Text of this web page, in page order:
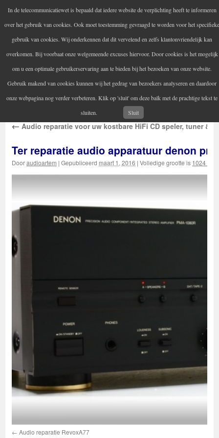
Audio Artem
Uw versterker-audio reparateur
Spring
Home Audio reparatie
Vintage audioapparatuur
← Audio reparatie voor uw kostbare HiFi CD speler, tuner &
Ter reparatie audio apparatuur denon
Dooraudioartem | Gepubliceerd maart 1, 2016 | Volledige grootte is 1024 ×
Audio reparatie RevoxA77
In de telecommunicatiewet is bepaald dat iedere website de verplichting heeft te informeren
over het gebruik van cookies. Ook moet toestemming gevraagd te worden voor het specifieke
gebruik van cookies. Wij onderkennen dat dit vervelend en zelfs klantonvriendelijk kan
overkomen. Bij voorbaat onze welgemeende excuses hiervoor. Door cookies is het mogelijk
om u een optimale gebruikerservaring aan te bieden bij het bezoeken van onze website.
Gebruik makend van cookies kunnen wij het gedrag van bezoekers analyseren en daardoor
onze webpagina nog verder verbeteren. Klik op 'sluit' om deze balk met de prachtige tekst te
sluiten.
Sluit